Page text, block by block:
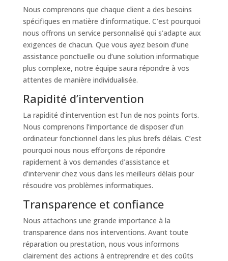
Nous comprenons que chaque client a des besoins
spécifiques en matière d’informatique. C’est pourquoi
nous offrons un service personnalisé qui s’adapte aux
exigences de chacun. Que vous ayez besoin d’une
assistance ponctuelle ou d’une solution informatique
plus complexe, notre équipe saura répondre à vos
attentes de manière individualisée.
Rapidité d’intervention
La rapidité d’intervention est l’un de nos points forts.
Nous comprenons l’importance de disposer d’un
ordinateur fonctionnel dans les plus brefs délais. C’est
pourquoi nous nous efforçons de répondre
rapidement à vos demandes d’assistance et
d’intervenir chez vous dans les meilleurs délais pour
résoudre vos problèmes informatiques.
Transparence et confiance
Nous attachons une grande importance à la
transparence dans nos interventions. Avant toute
réparation ou prestation, nous vous informons
clairement des actions à entreprendre et des coûts